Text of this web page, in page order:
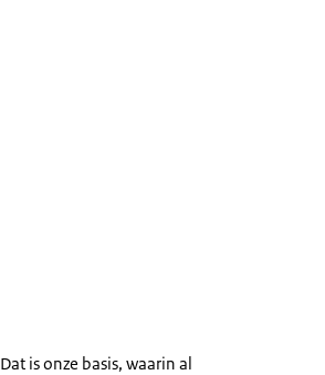
is onze basis, waarin al